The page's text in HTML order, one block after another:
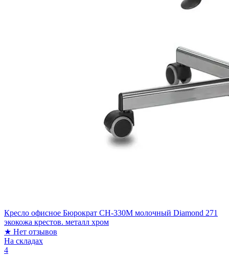
Кресло офисное Бюрократ CH-330M молочный Diamond 271
экокожа крестов. металл хром
★ Нет отзывов
На складах
4